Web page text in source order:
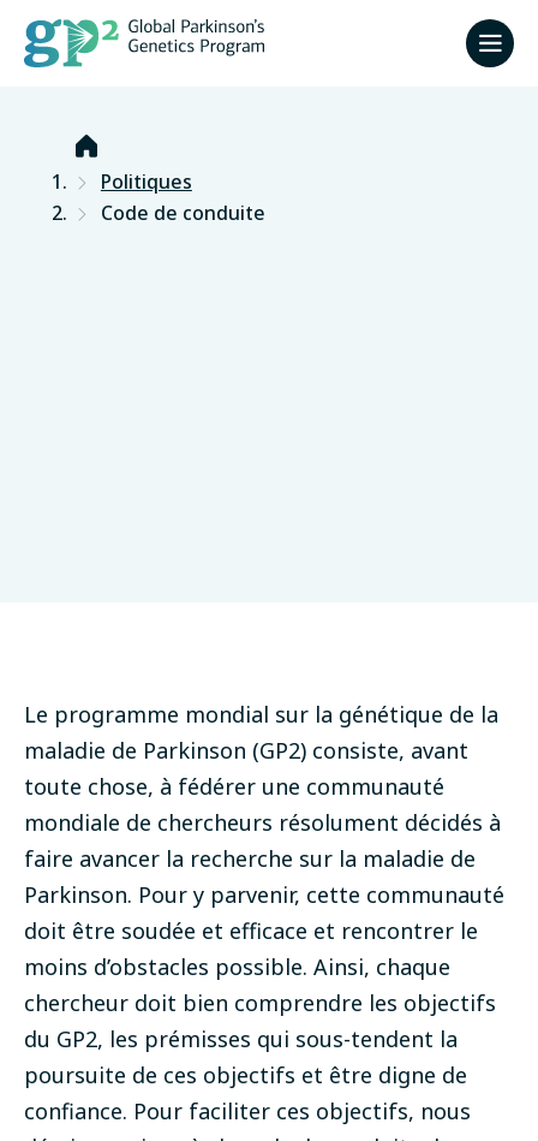
Accueil
Politiques
Code de conduite
Le programme mondial sur la génétique de la
maladie de Parkinson (GP2) consiste, avant
toute chose, à fédérer une communauté
mondiale de chercheurs résolument décidés à
faire avancer la recherche sur la maladie de
Parkinson. Pour y parvenir, cette communauté
doit être soudée et efficace et rencontrer le
moins d’obstacles possible. Ainsi, chaque
chercheur doit bien comprendre les objectifs
du GP2, les prémisses qui sous-tendent la
poursuite de ces objectifs et être digne de
confiance. Pour faciliter ces objectifs, nous